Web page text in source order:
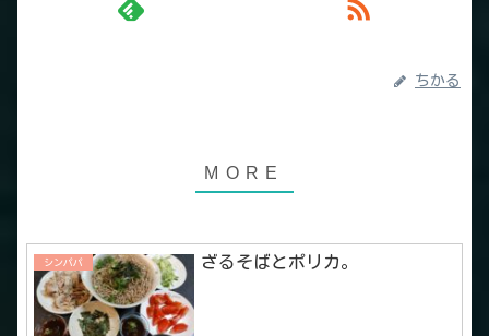
ちかる
シンパパ ざるそばとポリカ。